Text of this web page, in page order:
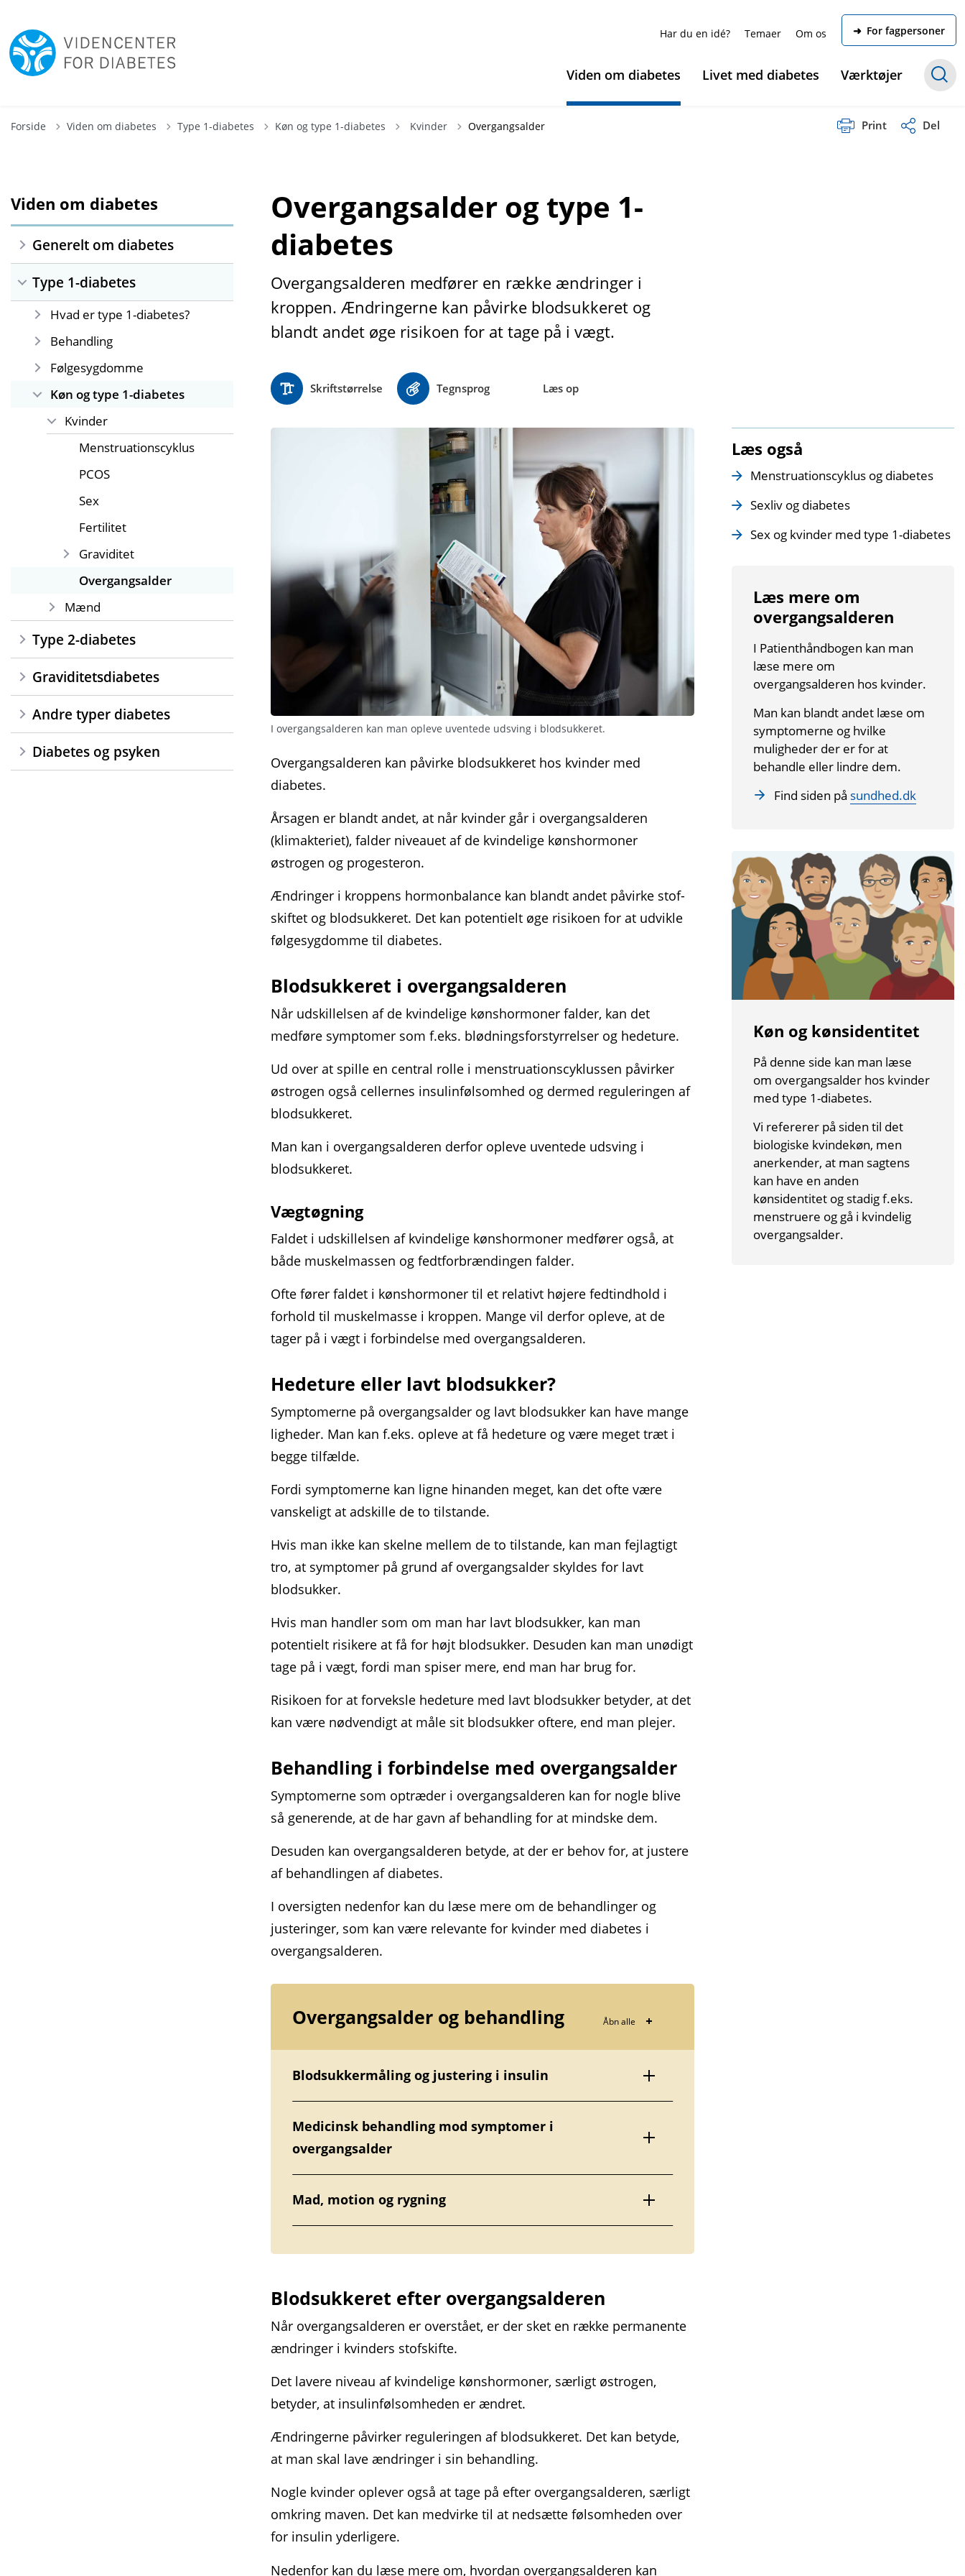
Har du en idé? Temaer Om os ➜ For fagpersoner
Viden om diabetes Livet med diabetes Værktøjer
Forside Viden om diabetes Type 1-diabetes Køn og type 1-diabetes Tilbage til
Kvinder Overgangsalder Print Del
Viden om diabetes
Generelt om diabetes
Type 1-diabetes
Hvad er type 1-diabetes?
Behandling
Følgesygdomme
Køn og type 1-diabetes
Kvinder
Menstruationscyklus
PCOS
Sex
Fertilitet
Graviditet
Overgangsalder
Mænd
Type 2-diabetes
Graviditetsdiabetes
Andre typer diabetes
Diabetes og psyken
Overgangsalder og type 1-
diabetes
Overgangsalderen medfører en række ændringer i
kroppen. Ændringerne kan påvirke blodsukkeret og
blandt andet øge risikoen for at tage på i vægt.
Skriftstørrelse Tegnsprog Læs op
I overgangsalderen kan man opleve uventede udsving i blodsukkeret.
Overgangs­alderen kan påvirke blod­sukkeret hos kvinder med
diabetes.
Årsagen er blandt andet, at når kvinder går i over­gangs­alderen
(klimak­teriet), falder niveauet af de kvindelige køns­hormoner
østrogen og pro­ges­teron.
Ændringer i kroppens hormon­balance kan blandt andet påvirke stof­
skiftet og blodsukker­et. Det kan potentielt øge risikoen for at udvikle
følge­sygdomme til diabetes.
Blodsukkeret i overgangs­alderen
Når udskillelsen af de kvindelige kønshormoner falder, kan det
medføre symptomer som f.eks. blødnings­forstyrrelser og hedeture.
Ud over at spille en central rolle i menstruations­cyklussen påvirker
østrogen også cellernes insulinfølsomhed og dermed reguleringen af
blodsukkeret.
Man kan i overgangsalderen derfor opleve uventede udsving i
blodsukkeret.
Vægtøgning
Faldet i udskillelsen af kvindelige køns­hormoner medfører også, at
både muskel­massen og fedt­forbrændingen falder.
Ofte fører faldet i kønshormoner til et relativt højere fedt­indhold i
forhold til muskel­masse i kroppen. Mange vil derfor opleve, at de
tager på i vægt i forbindelse med over­gangs­alderen.
Hedeture eller lavt blodsukker?
Symptomerne på overgangsalder og lavt blodsukker kan have mange
ligheder. Man kan f.eks. opleve at få hedeture og være meget træt i
begge tilfælde.
Fordi symptomerne kan ligne hinanden meget, kan det ofte være
vanskeligt at adskille de to tilstande.
Hvis man ikke kan skelne mellem de to tilstande, kan man fejlagtigt
tro, at symptomer på grund af overgangsalder skyldes for lavt
blodsukker.
Hvis man handler som om man har lavt blodsukker, kan man
potentielt risikere at få for højt blodsukker. Desuden kan man unødigt
tage på i vægt, fordi man spiser mere, end man har brug for.
Risikoen for at forveksle hedeture med lavt blodsukker betyder, at det
kan være nødvendigt at måle sit blodsukker oftere, end man plejer.
Behandling i forbindelse med overgangsalder
Symptomerne som optræder i overgangsalderen kan for nogle blive
så generende, at de har gavn af behandling for at mindske dem.
Desuden kan overgangsalderen betyde, at der er behov for, at justere
af behandlingen af diabetes.
I oversigten nedenfor kan du læse mere om de behandlinger og
justeringer, som kan være relevante for kvinder med diabetes i
overgangsalderen.
Overgangsalder og behandling Åbn alle
Blodsukkermåling og justering i insulin
Medicinsk behandling mod symptomer i
overgangsalder
Mad, motion og rygning
Blodsukkeret efter overgangsalderen
Når overgangsalderen er overstået, er der sket en række permanente
ændringer i kvinders stofskifte.
Det lavere niveau af kvindelige kønshormoner, særligt østrogen,
betyder, at insulinfølsomheden er ændret.
Ændringerne påvirker reguleringen af blodsukkeret. Det kan betyde,
at man skal lave ændringer i sin behandling.
Nogle kvinder oplever også at tage på efter overgangsalderen, særligt
omkring maven. Det kan medvirke til at nedsætte følsomheden over
for insulin yderligere.
Nedenfor kan du læse mere om, hvordan overgangsalderen kan
Læs også
Menstruationscyklus og diabetes
Sexliv og diabetes
Sex og kvinder med type 1-diabetes
Læs mere om
overgangsalderen
I Patienthåndbogen kan man
læse mere om
overgangsalderen hos kvinder.
Man kan blandt andet læse om
symptomerne og hvilke
muligheder der er for at
behandle eller lindre dem.
Find siden på sundhed.dk
Køn og kønsidentitet
På denne side kan man læse
om overgangsalder hos kvinder
med type 1-diabetes.
Vi refererer på siden til det
biologiske kvindekøn, men
anerkender, at man sagtens
kan have en anden
kønsidentitet og stadig f.eks.
menstruere og gå i kvindelig
overgangsalder.